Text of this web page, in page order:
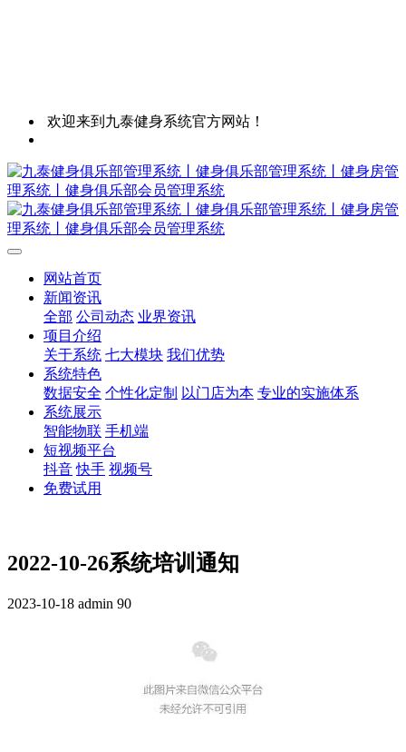
欢迎来到九泰健身系统官方网站！
网站首页
新闻资讯
全部 公司动态 业界资讯
项目介绍
关于系统 七大模块 我们优势
系统特色
数据安全 个性化定制 以门店为本 专业的实施体系
系统展示
智能物联 手机端
短视频平台
抖音 快手 视频号
免费试用
2022-10-26系统培训通知
2023-10-18 admin 90